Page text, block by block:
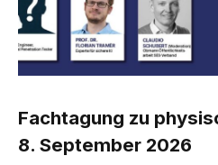
Fachtagung zu
8. September 2026